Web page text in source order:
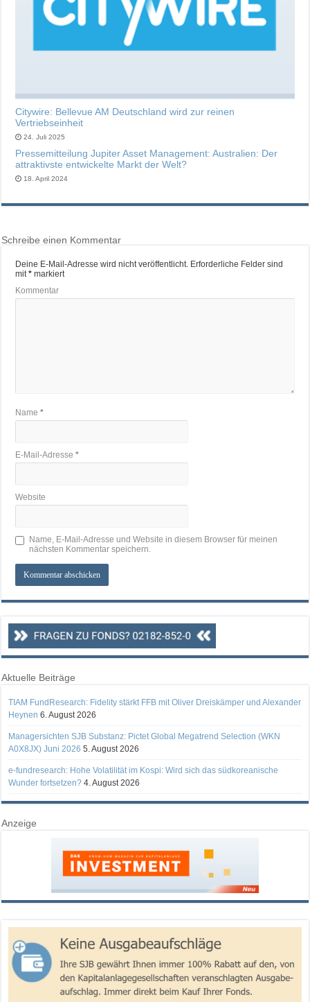
Citywire: Bellevue AM Deutschland wird zur reinen
Vertriebseinheit
24. Juli 2025
Pressemitteilung Jupiter Asset Management: Australien: Der
attraktivste entwickelte Markt der Welt?
18. April 2024
Schreibe einen Kommentar
Deine E-Mail-Adresse wird nicht veröffentlicht. Erforderliche Felder sind
mit* markiert
Kommentar
Name*
E-Mail-Adresse*
Website
Name, E-Mail-Adresse und Website in diesem Browser für meinen
nächsten Kommentar speichern.
Aktuelle Beiträge
TIAM FundResearch: Fidelity stärkt FFB mit Oliver Dreiskämper und Alexander
Heynen 6. August 2026
Managersichten SJB Substanz: Pictet Global Megatrend Selection (WKN
A0X8JX) Juni 2026 5. August 2026
e-fundresearch: Hohe Volatilität im Kospi: Wird sich das südkoreanische
Wunder fortsetzen? 4. August 2026
Anzeige